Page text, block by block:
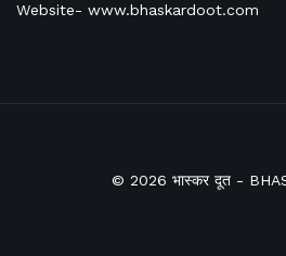
Website- www.bhaskardoot.com
© 2026 भास्कर दूत -